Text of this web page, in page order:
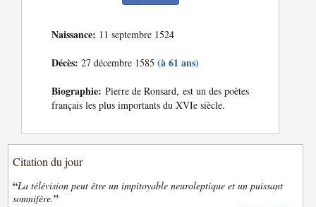
Naissance: 11 septembre 1524
Décès: 27 décembre 1585(à 61 ans)
Biographie: Pierre de Ronsard, est un des poètes
français les plus importants du XVIe siècle.
Citation du jour
“La télévision peut être un impitoyable neuroleptique et un puissant
somnifère.”